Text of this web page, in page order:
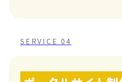
SERVICE 04